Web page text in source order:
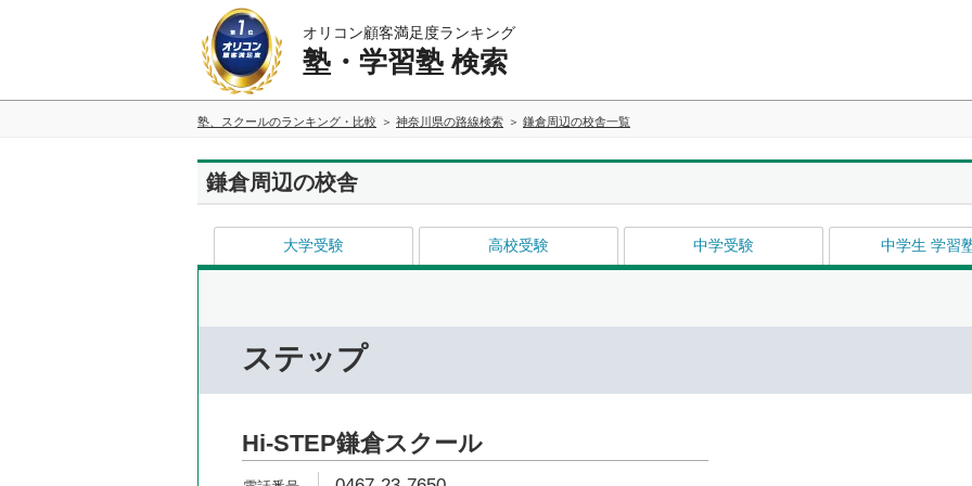
オリコン顧客満足度ランキング
塾・学習塾 検索
塾、スクールのランキング・比較 神奈川県の路線検索 鎌倉周辺の校舎一覧
鎌倉周辺の校舎
大学受験 高校受験 中学受験 中学生 学習
ステップ
Hi-STEP鎌倉スクール